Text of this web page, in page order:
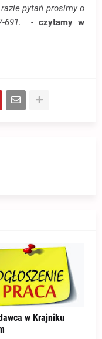
pytań prosimy o
691. -czytamy w
w Krajniku